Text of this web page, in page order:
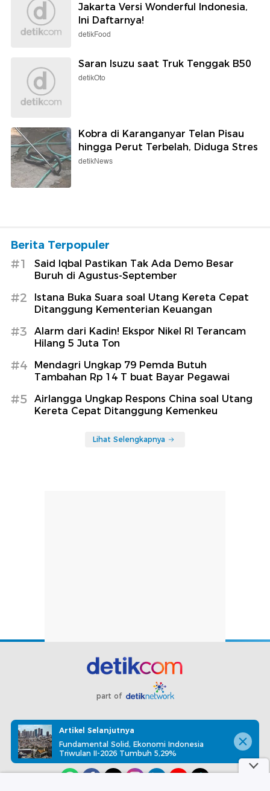
Jakarta Versi Wonderful Indonesia,
Ini Daftarnya!
detikFood
Saran Isuzu saat Truk Tenggak B50
detikOto
Kobra di Karanganyar Telan Pisau
hingga Perut Terbelah, Diduga Stres
detikNews
Berita Terpopuler
#1
Said Iqbal Pastikan Tak Ada Demo Besar
Buruh di Agustus-September
#2
Istana Buka Suara soal Utang Kereta Cepat
Ditanggung Kementerian Keuangan
#3
Alarm dari Kadin! Ekspor Nikel RI Terancam
Hilang 5 Juta Ton
#4
Mendagri Ungkap 79 Pemda Butuh
Tambahan Rp 14 T buat Bayar Pegawai
#5
Airlangga Ungkap Respons China soal Utang
Kereta Cepat Ditanggung Kemenkeu
Lihat Selengkapnya
part of
Redaksi Pedoman Media Siber Karir
Kotak Pos
Info Iklan
Privacy Policy Disclaimer
Artikel Selanjutnya
Fundamental Solid, Ekonomi Indonesia
Triwulan II-2026 Tumbuh 5,29%